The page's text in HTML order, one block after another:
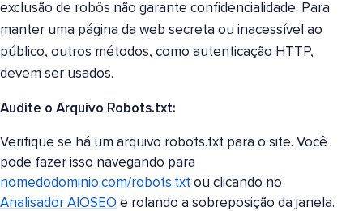
exclusão de robôs não garante confidencialidade. Para
manter uma página da web secreta ou inacessível ao
público, outros métodos, como autenticação HTTP,
devem ser usados.
Audite o Arquivo Robots.txt:
Verifique se há um arquivo robots.txt para o site. Você
pode fazer isso navegando para
nomedodominio.com/robots.txt ou clicando no
Analisador AIOSEO e rolando a sobreposição da janela.